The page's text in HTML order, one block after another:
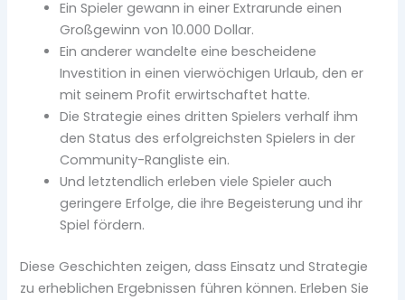
Ein Spieler gewann in einer Extrarunde einen
Großgewinn von 10.000 Dollar.
Ein anderer wandelte eine bescheidene
Investition in einen vierwöchigen Urlaub, den er
mit seinem Profit erwirtschaftet hatte.
Die Strategie eines dritten Spielers verhalf ihm
den Status des erfolgreichsten Spielers in der
Community-Rangliste ein.
Und letztendlich erleben viele Spieler auch
geringere Erfolge, die ihre Begeisterung und ihr
Spiel fördern.
Diese Geschichten zeigen, dass Einsatz und Strategie
zu erheblichen Ergebnissen führen können. Erleben Sie